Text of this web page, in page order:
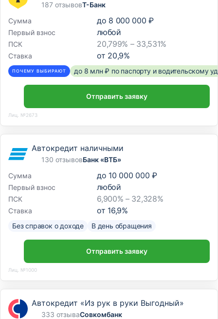
187 отзывовТ-Банк
Сумма
до 8 000 000 ₽
Первый взнос любой
ПСК 20,799% – 33,531%
Ставка от 20,9%
ПОЧЕМУ ВЫБИРАЮТ до 8 млн ₽ по паспорту и водительскому
Отправить заявку
Лиц. №2673
Автокредит наличными
130 отзывовБанк «ВТБ»
Сумма
до 10 000 000 ₽
Первый взнос любой
ПСК 6,900% – 32,328%
Ставка от 16,9%
Без справок о доходе В день обращения
Отправить заявку
Лиц. №1000
Автокредит «Из рук в руки Выгодный»
333 отзываСовкомбанк